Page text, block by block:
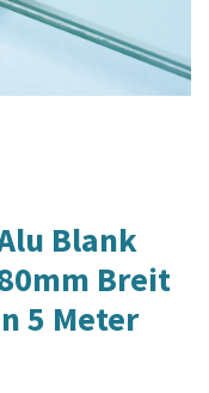
Blank
Breit
5 Meter